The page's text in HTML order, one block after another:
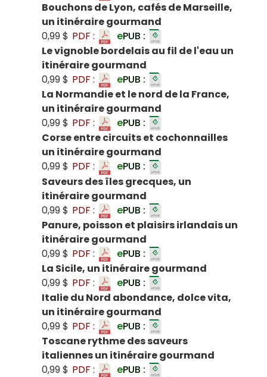
Bouchons de Lyon, cafés de Marseille,
un itinéraire gourmand
0,99 $ PDF : ePUB :
Le vignoble bordelais au fil de l'eau un
itinéraire gourmand
0,99 $ PDF : ePUB :
La Normandie et le nord de la France,
un itinéraire gourmand
0,99 $ PDF : ePUB :
Corse entre circuits et cochonnailles
un itinéraire gourmand
0,99 $ PDF : ePUB :
Saveurs des îles grecques, un
itinéraire gourmand
0,99 $ PDF : ePUB :
Panure, poisson et plaisirs irlandais un
itinéraire gourmand
0,99 $ PDF : ePUB :
La Sicile, un itinéraire gourmand
0,99 $ PDF : ePUB :
Italie du Nord abondance, dolce vita,
un itinéraire gourmand
0,99 $ PDF : ePUB :
Toscane rythme des saveurs
italiennes un itinéraire gourmand
0,99 $ PDF : ePUB :